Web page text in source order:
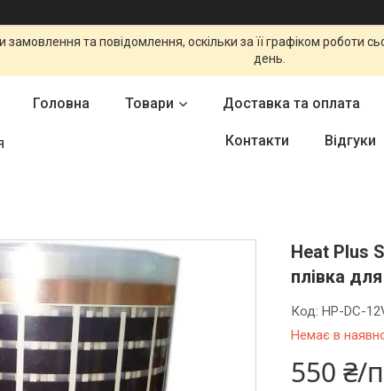
та повідомлення, оскільки за її графіком роботи
день.
Головна Товари Доставка та оплата
Контакти Відгуки
Heat Plus
плівка
Немає в
Код:HP-DC-
550 ₴/